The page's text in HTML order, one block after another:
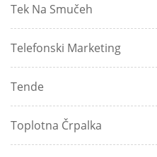
Tek Na Smučeh
Telefonski Marketing
Tende
Toplotna Črpalka